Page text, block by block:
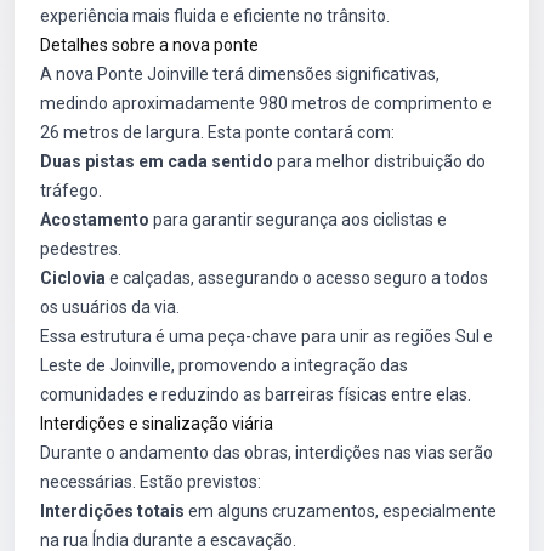
experiência mais fluida e eficiente no trânsito.
Detalhes sobre a nova ponte
A nova Ponte Joinville terá dimensões significativas,
medindo aproximadamente 980 metros de comprimento e
26 metros de largura. Esta ponte contará com:
Duas pistas em cada sentido para melhor distribuição do
tráfego.
Acostamento para garantir segurança aos ciclistas e
pedestres.
Ciclovia e calçadas, assegurando o acesso seguro a todos
os usuários da via.
Essa estrutura é uma peça-chave para unir as regiões Sul e
Leste de Joinville, promovendo a integração das
comunidades e reduzindo as barreiras físicas entre elas.
Interdições e sinalização viária
Durante o andamento das obras, interdições nas vias serão
necessárias. Estão previstos:
Interdições totais em alguns cruzamentos, especialmente
na rua Índia durante a escavação.